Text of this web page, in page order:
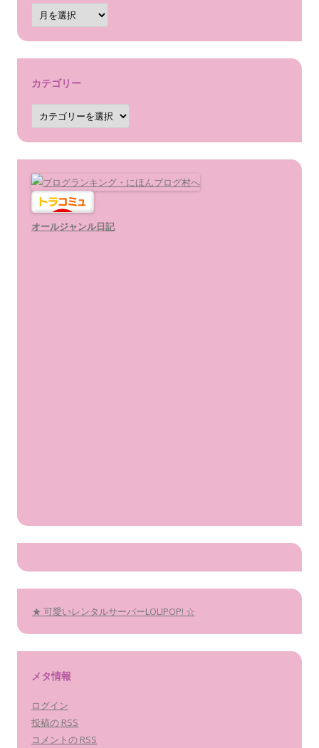
ア
ー
カ
カテゴリー
カ
テ
ゴ
オールジャンル日記
★ 可愛いレンタルサーバーLOLIPOP! ☆
メタ情報
ログイン
投稿の RSS
コメントの RSS